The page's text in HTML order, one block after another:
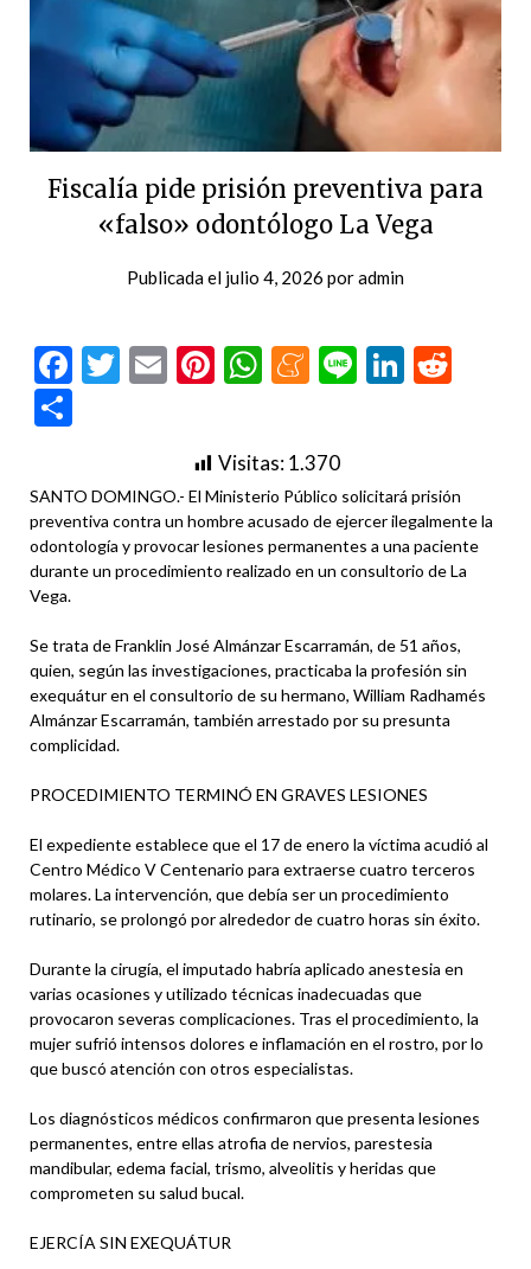
Fiscalía pide prisión preventiva para
«falso» odontólogo La Vega
Publicada el julio 4, 2026 poradmin
Facebook
Twitter
EmailPinterest
WhatsApp
Meneame
Line
Visitas:1.370
SANTO DOMINGO.- El Ministerio Público solicitará prisión
preventiva contra un hombre acusado de ejercer ilegalmente la
odontología y provocar lesiones permanentes a una paciente
durante un procedimiento realizado en un consultorio de La
Vega.
Se trata de Franklin José Almánzar Escarramán, de 51 años,
quien, según las investigaciones, practicaba la profesión sin
exequátur en el consultorio de su hermano, William Radhamés
Almánzar Escarramán, también arrestado por su presunta
complicidad.
PROCEDIMIENTO TERMINÓ EN GRAVES LESIONES
El expediente establece que el 17 de enero la víctima acudió al
Centro Médico V Centenario para extraerse cuatro terceros
molares. La intervención, que debía ser un procedimiento
rutinario, se prolongó por alrededor de cuatro horas sin éxito.
Durante la cirugía, el imputado habría aplicado anestesia en
varias ocasiones y utilizado técnicas inadecuadas que
provocaron severas complicaciones. Tras el procedimiento, la
mujer sufrió intensos dolores e inflamación en el rostro, por lo
que buscó atención con otros especialistas.
Los diagnósticos médicos confirmaron que presenta lesiones
permanentes, entre ellas atrofia de nervios, parestesia
mandibular, edema facial, trismo, alveolitis y heridas que
comprometen su salud bucal.
EJERCÍA SIN EXEQUÁTUR